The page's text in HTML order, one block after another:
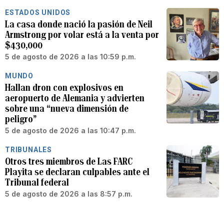
ESTADOS UNIDOS
La casa donde nació la pasión de Neil
Armstrong por volar está a la venta por
$430,000
5 de agosto de 2026 a las 10:59 p.m.
MUNDO
Hallan dron con explosivos en
aeropuerto de Alemania y advierten
sobre una “nueva dimensión de
peligro”
5 de agosto de 2026 a las 10:47 p.m.
TRIBUNALES
Otros tres miembros de Las FARC
Playita se declaran culpables ante el
Tribunal federal
5 de agosto de 2026 a las 8:57 p.m.